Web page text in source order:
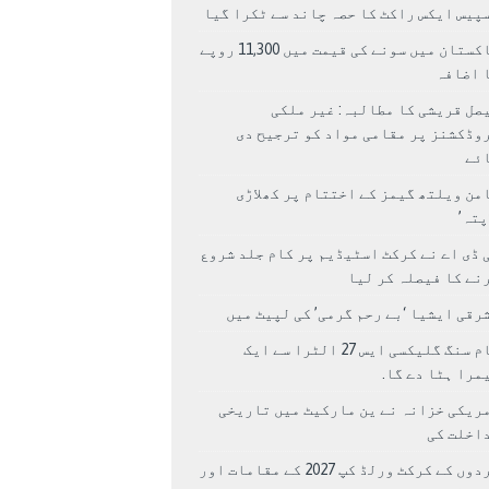
ایکس راکٹ کا حصہ چاند سے ٹکرا گیا
پاکستان میں سونے کی قیمت میں 11,300 روپے
اضافہ
قریشی کا مطالبہ: غیر ملکی
پر مقامی مواد کو ترجیح دی
ویلتھ گیمز کے اختتام پر کھلاڑی
ڈی اے نے کرکٹ اسٹیڈیم پر کام جلد شروع
کا فیصلہ کر لیا
ایشیا ‘بے رحم گرمی’ کی لپیٹ میں
سام سنگ گلیکسی ایس 27 الٹرا سے ایک
ہٹا دے گا.
خزانہ نے ین مارکیٹ میں تاریخی
کی
مردوں کے کرکٹ ورلڈ کپ 2027 کے مقامات اور